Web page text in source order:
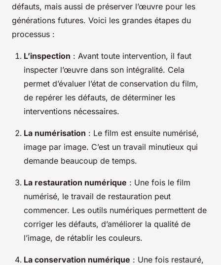
défauts, mais aussi de préserver l’œuvre pour les
générations futures. Voici les grandes étapes du
processus :
L’inspection : Avant toute intervention, il faut
inspecter l’œuvre dans son intégralité. Cela
permet d’évaluer l’état de conservation du film,
de repérer les défauts, de déterminer les
interventions nécessaires.
La numérisation : Le film est ensuite numérisé,
image par image. C’est un travail minutieux qui
demande beaucoup de temps.
La restauration numérique : Une fois le film
numérisé, le travail de restauration peut
commencer. Les outils numériques permettent de
corriger les défauts, d’améliorer la qualité de
l’image, de rétablir les couleurs.
La conservation numérique : Une fois restauré,